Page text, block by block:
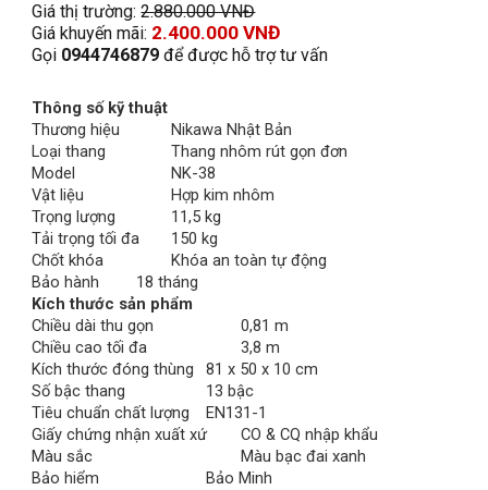
Giá thị trường: 2.880.000 VNĐ
Giá khuyến mãi: 2.400.000 VNĐ
Gọi 0944746879 để được hỗ trợ tư vấn
Thông số kỹ thuật
Thương hiệu
Nikawa Nhật Bản
Loại thang
Thang nhôm rút gọn đơn
Model
NK-38
Vật liệu
Hợp kim nhôm
Trọng lượng
11,5 kg
Tải trọng tối đa
150 kg
Chốt khóa
Khóa an toàn tự động
Bảo hành
18 tháng
Kích thước sản phẩm
Chiều dài thu gọn
0,81 m
Chiều cao tối đa
3,8 m
Kích thước đóng thùng
81 x 50 x 10 cm
Số bậc thang
13 bậc
Tiêu chuẩn chất lượng
EN131-1
Giấy chứng nhận xuất xứ
CO & CQ nhập khẩu
Màu sắc
Màu bạc đai xanh
Bảo hiểm
Bảo Minh